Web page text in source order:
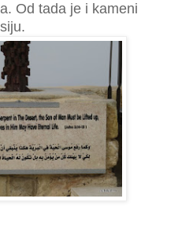
Od tada je i kameni